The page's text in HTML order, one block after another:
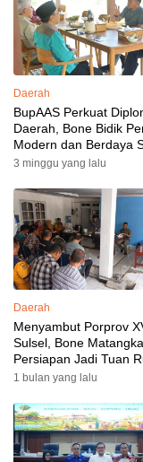
Daerah
BupAAS Perkuat
Daerah, Bone Bidik
Modern dan Berdaya
3 minggu yang lalu
Daerah
Menyambut Porprov
Sulsel, Bone
Persiapan Jadi Tuan
yang Berkesan: Wakil
Targetkan Venue dan
Akomodasi Rampung
1 bulan yang lalu